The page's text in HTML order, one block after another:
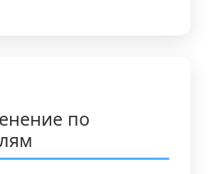
по